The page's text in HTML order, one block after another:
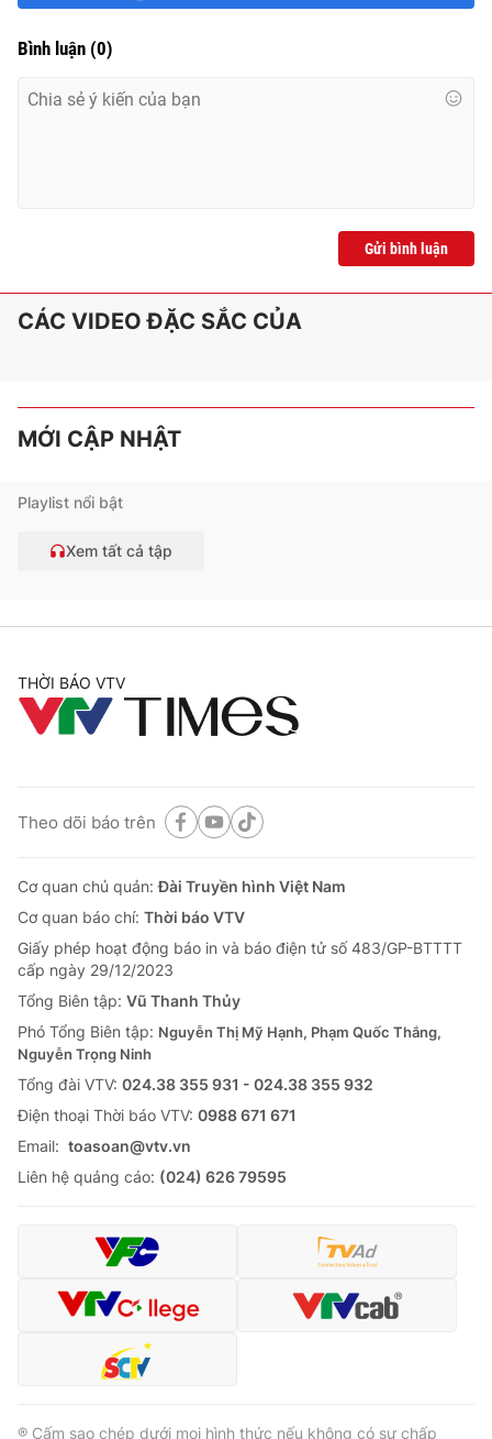
Bình luận (0)
Gửi bình luận
CÁC VIDEO ĐẶC SẮC CỦA
MỚI CẬP NHẬT
Playlist nổi bật
Xem tất cả tập
THỜI BÁO VTV
Theo dõi báo trên
Cơ quan chủ quản:Đài Truyền hình Việt Nam
Cơ quan báo chí: Thời báo VTV
Giấy phép hoạt động báo in và báo điện tử số 483/GP-BTTTT
cấp ngày 29/12/2023
Tổng Biên tập: Vũ Thanh Thủy
Phó Tổng Biên tập: Nguyễn Thị Mỹ Hạnh, Phạm Quốc Thắng,
Nguyễn Trọng Ninh
Tổng đài VTV: 024.38 355 931 - 024.38 355 932
Ðiện thoại Thời báo VTV: 0988 671 671
Email: toasoan@vtv.vn
Liên hệ quảng cáo: (024) 626 79595
® Cấm sao chép dưới mọi hình thức nếu không có sự chấp